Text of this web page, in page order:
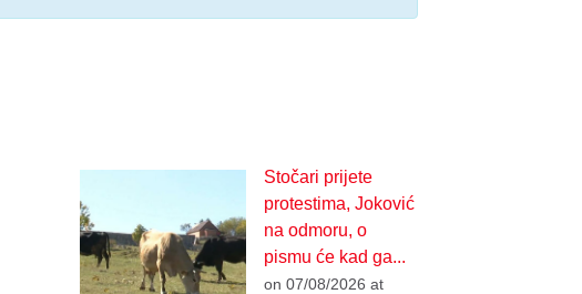
Stočari prijete
protestima, Joković
na odmoru, o
pismu će kad ga...
on 07/08/2026 at